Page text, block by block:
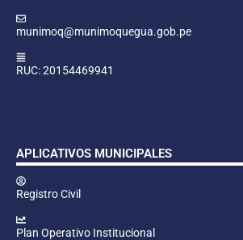
munimoq@munimoquegua.gob.pe
RUC: 20154469941
APLICATIVOS MUNICIPALES
Registro Civil
Plan Operativo Institucional